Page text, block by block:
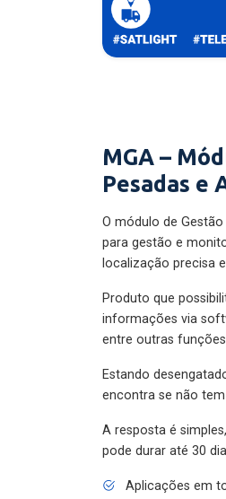
MGA –
Pesadas e
O módulo de
para gestão e
localização precisa
Produto que
informações via
entre outras funções.
Estando
encontra se não
A resposta é
pode durar até 30
Aplicações em